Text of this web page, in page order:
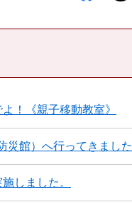
！《親子移動教室》
災館）へ行ってきました
しました。